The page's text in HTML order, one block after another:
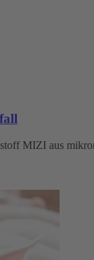
MIZI aus